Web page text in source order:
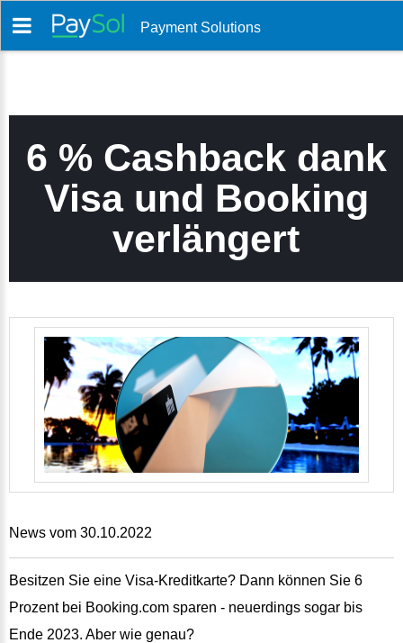
6 % Cashback dank
Visa und Booking
verlängert
News vom 30.10.2022
Besitzen Sie eine Visa-Kreditkarte? Dann können Sie 6
Prozent bei Booking.com sparen - neuerdings sogar bis
Ende 2023. Aber wie genau?
Payment Solutions